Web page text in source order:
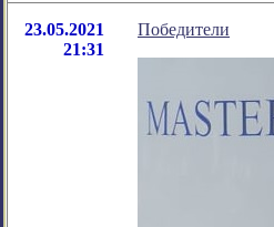
23.05.2021
21:31
Победители